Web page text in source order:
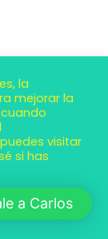
Contacto
la
mejorar la
visitar
si has
a Carlos